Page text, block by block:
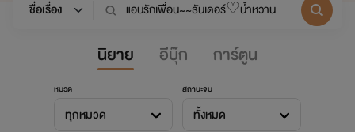
นิยาย อีบุ๊ก การ์ตูน
หมวด
ทุกหมวด
สถานะจบ
ทั้งหมด